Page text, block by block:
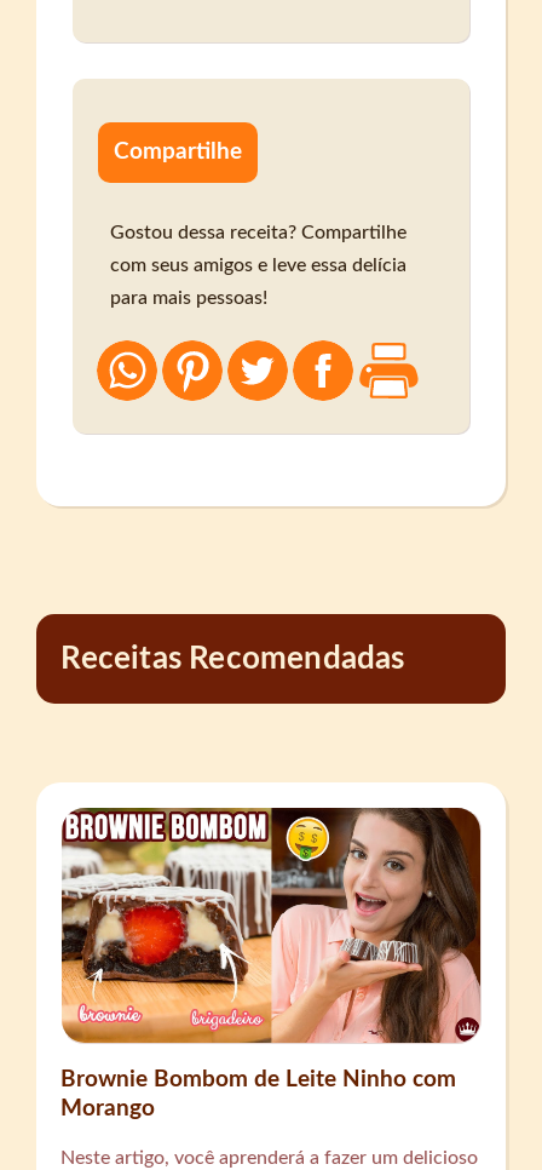
Compartilhe
Gostou dessa receita? Compartilhe
com seus amigos e leve essa delícia
para mais pessoas!
Receitas Recomendadas
Brownie Bombom de Leite Ninho com
Morango
Neste artigo, você aprenderá a fazer um delicioso